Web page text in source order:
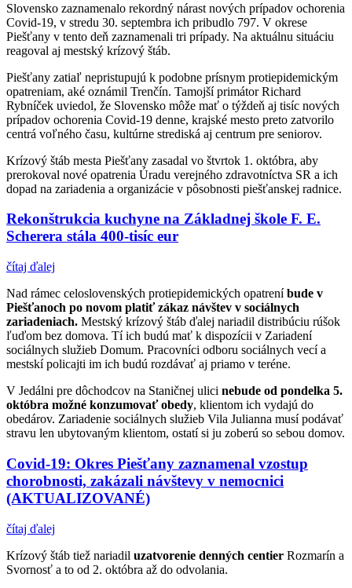
Slovensko zaznamenalo rekordný nárast nových prípadov ochorenia
Covid-19, v stredu 30. septembra ich pribudlo 797. V okrese
Piešťany v tento deň zaznamenali tri prípady. Na aktuálnu situáciu
reagoval aj mestský krízový štáb.
Piešťany zatiaľ nepristupujú k podobne prísnym protiepidemickým
opatreniam, aké oznámil Trenčín. Tamojší primátor Richard
Rybníček uviedol, že Slovensko môže mať o týždeň aj tisíc nových
prípadov ochorenia Covid-19 denne, krajské mesto preto zatvorilo
centrá voľného času, kultúrne strediská aj centrum pre seniorov.
Krízový štáb mesta Piešťany zasadal vo štvrtok 1. októbra, aby
prerokoval nové opatrenia Úradu verejného zdravotníctva SR a ich
dopad na zariadenia a organizácie v pôsobnosti piešťanskej radnice.
Rekonštrukcia kuchyne na Základnej škole F. E.
Scherera stála 400-tisíc eur
čítaj ďalej
Nad rámec celoslovenských protiepidemických opatreníbude v
Piešťanoch po novom platiť zákaz návštev v sociálnych
zariadeniach. Mestský krízový štáb ďalej nariadil distribúciu rúšok
ľuďom bez domova. Tí ich budú mať k dispozícii v Zariadení
sociálnych služieb Domum. Pracovníci odboru sociálnych vecí a
mestskí policajti im ich budú rozdávať aj priamo v teréne.
V Jedálni pre dôchodcov na Staničnej ulici nebude od pondelka 5.
októbra možné konzumovať obedy, klientom ich vydajú do
obedárov. Zariadenie sociálnych služieb Vila Julianna musí podávať
stravu len ubytovaným klientom, ostatí si ju zoberú so sebou domov.
Covid-19: Okres Piešťany zaznamenal vzostup
chorobnosti, zakázali návštevy v nemocnici
(AKTUALIZOVANÉ)
čítaj ďalej
Krízový štáb tiež nariadil uzatvorenie denných centier Rozmarín a
Svornosť a to od 2. októbra až do odvolania.